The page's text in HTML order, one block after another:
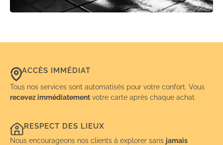
ACCÈS IMMÉDIAT
Tous nos services sont automatisés pour votre confort. Vous
recevez immédiatement votre carte après chaque achat.
RESPECT DES LIEUX
Nous encourageons nos clients à explorer sans jamais